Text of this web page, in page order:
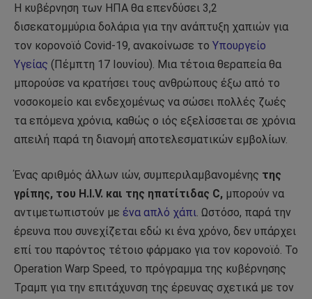
Η κυβέρνηση των ΗΠΑ θα επενδύσει 3,2
δισεκατομμύρια δολάρια για την ανάπτυξη χαπιών για
τον κορονοϊό Covid-19, ανακοίνωσε το Υπουργείο
Υγείας (Πέμπτη 17 Ιουνίου). Μια τέτοια θεραπεία θα
μπορούσε να κρατήσει τους ανθρώπους έξω από το
νοσοκομείο και ενδεχομένως να σώσει πολλές ζωές
τα επόμενα χρόνια, καθώς ο ιός εξελίσσεται σε χρόνια
απειλή παρά τη διανομή αποτελεσματικών εμβολίων.
Ένας αριθμός άλλων ιών, συμπεριλαμβανομένης της
γρίπης, του H.I.V. και της ηπατίτιδας C, μπορούν να
αντιμετωπιστούν με ένα απλό χάπι. Ωστόσο, παρά την
έρευνα που συνεχίζεται εδώ κι ένα χρόνο, δεν υπάρχει
επί του παρόντος τέτοιο φάρμακο για τον κορονοϊό. Το
Operation Warp Speed, το πρόγραμμα της κυβέρνησης
Τραμπ για την επιτάχυνση της έρευνας σχετικά με τον